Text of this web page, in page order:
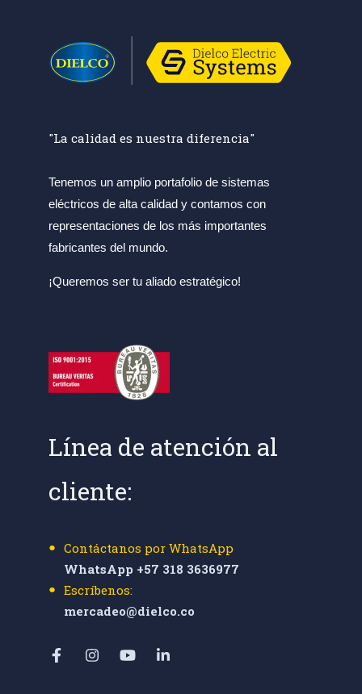
"La calidad es nuestra diferencia"
Tenemos un amplio portafolio de sistemas
eléctricos de alta calidad y contamos con
representaciones de los más importantes
fabricantes del mundo.
¡Queremos ser tu aliado estratégico!
Línea de atención al
cliente:
Contáctanos por WhatsApp
WhatsApp +57 318 3636977
Escríbenos:
mercadeo@dielco.co